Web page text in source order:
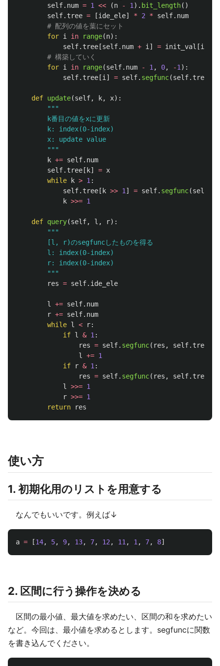
self. num = 1 << (n - 1 ). bit_length()
self. tree = [ide_ele] * 2 * self. num
for i in range(n):
self. tree [self. num + i ] = init_val [i
for i in range(self. num - 1 , 0, -1 ):
self. tree [i ] = self. segfunc(self. tree
def update(self, k, x):
"""
        k番目の値をxに更新
        k: index(0-index)
        x: update value
"""
k += self. num
self. tree [ k] = x
while
k > 1 :
self. tree [ k >> 1 ] = self. segfunc(self
k >>= 1
def query(self, l , r):
"""
        [l, r)のsegfuncしたものを得る
        l: index(0-index)
        r: index(0-index)
"""
res = self. ide_ele
l += self. num
r += self. num
while l < r:
if l & 1 :
res = self. segfunc( res , self. tree
l
+= 1
if
r & 1 :
res = self. segfunc( res , self. tree
l
>>= 1
r >>= 1
return
res
使い方
1. 初期化用のリストを用意する
なんでもいいです。例えば↓
a = [14, 5, 9, 13, 7, 12 , 11 , 1 , 7, 8]
2. 区間に行う操作を決める
区間の最小値、最大値を求めたい、区間の和を求めたい
など。今回は、最小値を求めるとします。segfuncに関数
を書き込んでください。